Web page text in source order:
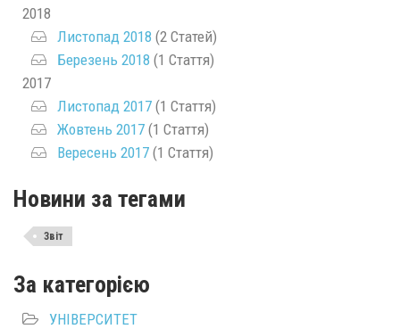
2018
Листопад 2018 (2 Статей)
Березень 2018 (1 Стаття)
2017
Листопад 2017 (1 Стаття)
Жовтень 2017 (1 Стаття)
Вересень 2017 (1 Стаття)
Новини за тегами
Звіт
За категорією
УНІВЕРСИТЕТ